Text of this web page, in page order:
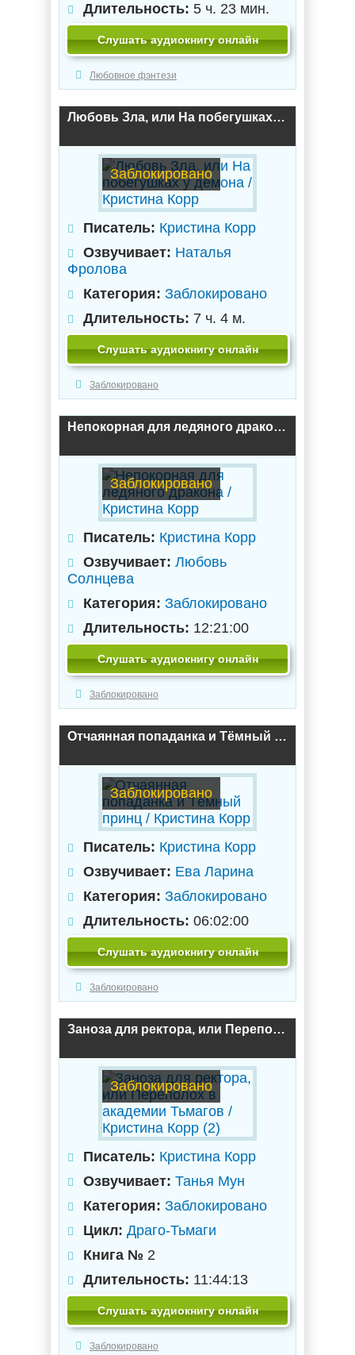
Длительность: 5 ч. 23 мин.
Слушать аудиокнигу онлайн
Любовное фэнтези
Любовь Зла, или На побегушках у демона / Кристина Корр
Заблокировано
Писатель: Кристина Корр
Озвучивает: Наталья
Фролова
Категория: Заблокировано
Длительность: 7 ч. 4 м.
Слушать аудиокнигу онлайн
Заблокировано
Непокорная для ледяного дракона / Кристина Корр
Заблокировано
Писатель: Кристина Корр
Озвучивает: Любовь
Солнцева
Категория: Заблокировано
Длительность: 12:21:00
Слушать аудиокнигу онлайн
Заблокировано
Отчаянная попаданка и Тёмный принц / Кристина Корр
Заблокировано
Писатель: Кристина Корр
Озвучивает: Ева Ларина
Категория: Заблокировано
Длительность: 06:02:00
Слушать аудиокнигу онлайн
Заблокировано
Заноза для ректора, или Переполох в академии Тьмагов / Кристина Корр (2)
Заблокировано
Писатель: Кристина Корр
Озвучивает: Танья Мун
Категория: Заблокировано
Цикл: Драго-Тьмаги
Книга № 2
Длительность: 11:44:13
Слушать аудиокнигу онлайн
Заблокировано